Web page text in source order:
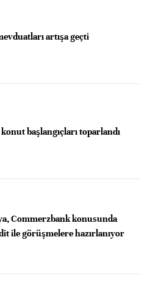
artışa geçti
başlangıçları toparlandı
Commerzbank konusunda
ile görüşmelere hazırlanıyor